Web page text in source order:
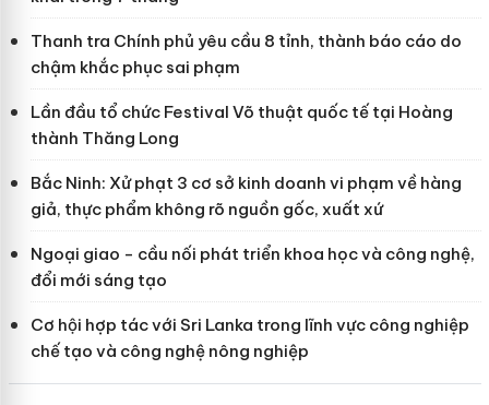
Thanh tra Chính phủ yêu cầu 8 tỉnh, thành báo cáo do
chậm khắc phục sai phạm
Lần đầu tổ chức Festival Võ thuật quốc tế tại Hoàng
thành Thăng Long
Bắc Ninh: Xử phạt 3 cơ sở kinh doanh vi phạm về hàng
giả, thực phẩm không rõ nguồn gốc, xuất xứ
Ngoại giao - cầu nối phát triển khoa học và công nghệ,
đổi mới sáng tạo
Cơ hội hợp tác với Sri Lanka trong lĩnh vực công nghiệp
chế tạo và công nghệ nông nghiệp